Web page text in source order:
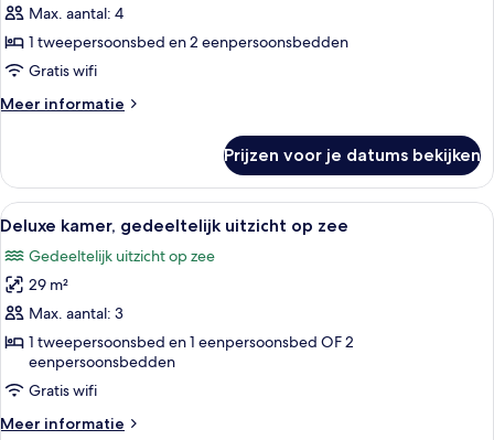
Max. aantal: 4
1 tweepersoonsbed en 2 eenpersoonsbedden
Gratis wifi
Meer informatie
Meer
Prijzen voor je datums bekijken
Alle
foto's
voor
Deluxe
kamer,
gedeeltelijk
uitzicht
op
zee
Luxe beddengoed, een gratis
7
Deluxe kamer, gedeeltelijk uitzicht op zee
Gedeeltelijk uitzicht op zee
29 m²
Max. aantal: 3
1 tweepersoonsbed en 1 eenpersoonsbed OF 2
eenpersoonsbedden
Gratis wifi
Meer informatie
Meer